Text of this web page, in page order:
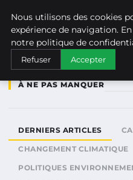
À NE PAS MANQUER
DERNIERS ARTICLES
CHANGEMENT CLIMATIQUE
POLITIQUES
Nous utilisons des cookies
expérience de navigation.
notre politique de
Refuser Accepter